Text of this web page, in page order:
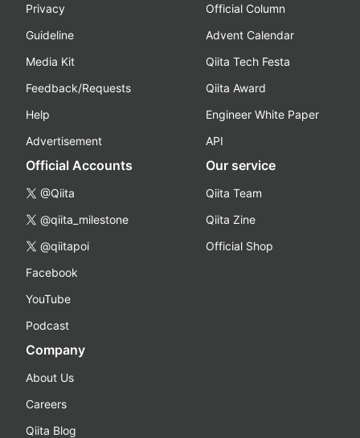
Privacy
Guideline
Media Kit
Feedback/Requests
Help
Advertisement
Official Column
Advent Calendar
Qiita Tech Festa
Qiita Award
Engineer White Paper
API
Official Accounts
@Qiita
@qiita_milestone
@qiitapoi
Facebook
YouTube
Podcast
Our service
Qiita Team
Qiita Zine
Official Shop
Company
About Us
Careers
Qiita Blog